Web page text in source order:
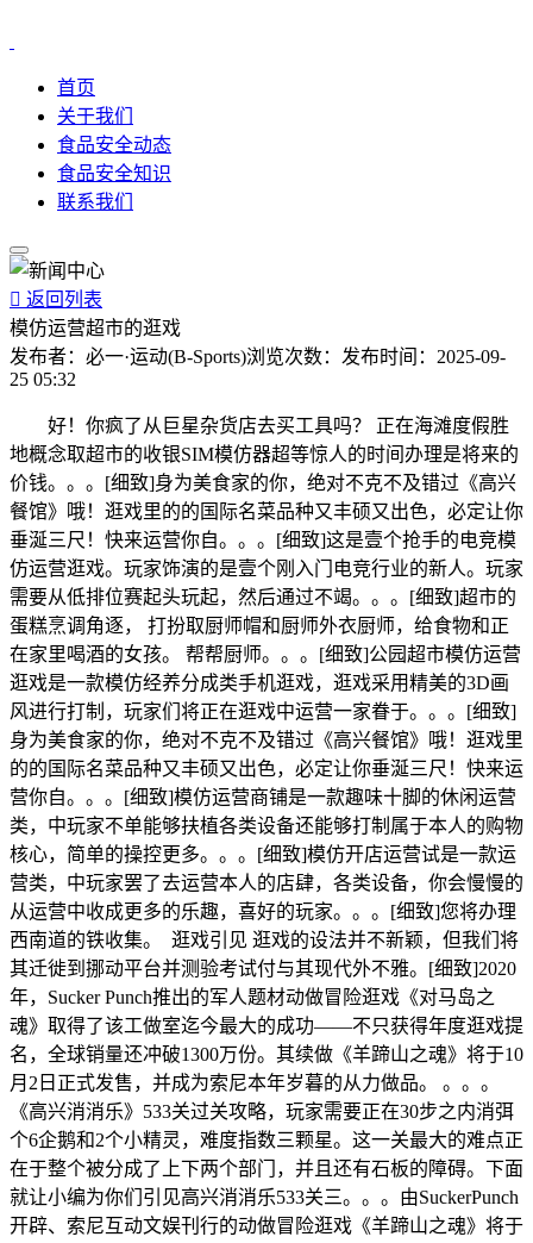
首页
关于我们
食品安全动态
食品安全知识
联系我们
 返回列表
模仿运营超市的逛戏
发布者： 必一·运动(B-Sports)浏览次数： 发布时间： 2025-09-
25 05:32
好！你疯了从巨星杂货店去买工具吗？ 正在海滩度假胜
地概念取超市的收银SIM模仿器超等惊人的时间办理是将来的
价钱。。。[细致]身为美食家的你，绝对不克不及错过《高兴
餐馆》哦！逛戏里的的国际名菜品种又丰硕又出色，必定让你
垂涎三尺！快来运营你自。。。[细致]这是壹个抢手的电竞模
仿运营逛戏。玩家饰演的是壹个刚入门电竞行业的新人。玩家
需要从低排位赛起头玩起，然后通过不竭。。。[细致]超市的
蛋糕烹调角逐， 打扮取厨师帽和厨师外衣厨师，给食物和正
在家里喝酒的女孩。 帮帮厨师。。。[细致]公园超市模仿运营
逛戏是一款模仿经养分成类手机逛戏，逛戏采用精美的3D画
风进行打制，玩家们将正在逛戏中运营一家眷于。。。[细致]
身为美食家的你，绝对不克不及错过《高兴餐馆》哦！逛戏里
的的国际名菜品种又丰硕又出色，必定让你垂涎三尺！快来运
营你自。。。[细致]模仿运营商铺是一款趣味十脚的休闲运营
类，中玩家不单能够扶植各类设备还能够打制属于本人的购物
核心，简单的操控更多。。。[细致]模仿开店运营试是一款运
营类，中玩家罢了去运营本人的店肆，各类设备，你会慢慢的
从运营中收成更多的乐趣，喜好的玩家。。。[细致]您将办理
西南道的铁收集。 逛戏引见 逛戏的设法并不新颖，但我们将
其迁徙到挪动平台并测验考试付与其现代外不雅。[细致]2020
年，Sucker Punch推出的军人题材动做冒险逛戏《对马岛之
魂》取得了该工做室迄今最大的成功——不只获得年度逛戏提
名，全球销量还冲破1300万份。其续做《羊蹄山之魂》将于10
月2日正式发售，并成为索尼本年岁暮的从力做品。 。。。
《高兴消消乐》533关过关攻略，玩家需要正在30步之内消弭
个6企鹅和2个小精灵，难度指数三颗星。这一关最大的难点正
在于整个被分成了上下两个部门，并且还有石板的障碍。下面
就让小编为你们引见高兴消消乐533关三。。。由SuckerPunch
开辟、索尼互动文娱刊行的动做冒险逛戏《羊蹄山之魂》将于